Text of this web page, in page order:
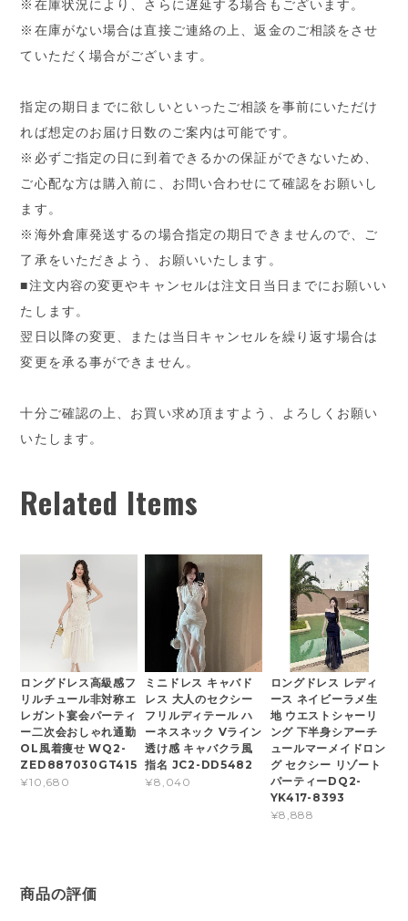
※在庫状況により、さらに遅延する場合もございます。
※在庫がない場合は直接ご連絡の上、返金のご相談をさせ
ていただく場合がございます。
指定の期日までに欲しいといったご相談を事前にいただけ
れば想定のお届け日数のご案内は可能です。
※必ずご指定の日に到着できるかの保証ができないため、
ご心配な方は購入前に、お問い合わせにて確認をお願いし
ます。
※海外倉庫発送するの場合指定の期日できませんので、ご
了承をいただきよう、お願いいたします。
■注文内容の変更やキャンセルは注文日当日までにお願いい
たします。
翌日以降の変更、または当日キャンセルを繰り返す場合は
変更を承る事ができません。
十分ご確認の上、お買い求め頂ますよう、よろしくお願い
いたします。
Related Items
ロングドレス高級感フ
リルチュール非対称エ
レガント宴会パーティ
ー二次会おしゃれ通勤
OL風着痩せ WQ2-
ZED887030GT415
¥10,680
ミニドレス キャバド
レス 大人のセクシー
フリルディテール ハ
ーネスネック Vライン
透け感 キャバクラ風
指名 JC2-DD5482
¥8,040
ロングドレス レディ
ース ネイビーラメ生
地 ウエストシャーリ
ング 下半身シアーチ
ュールマーメイドロン
グ セクシー リゾート
パーティーDQ2-
YK417-8393
¥8,888
商品の評価